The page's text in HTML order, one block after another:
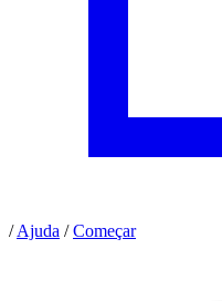
/ Ajuda / Começar